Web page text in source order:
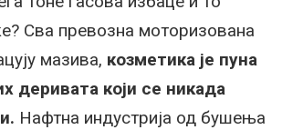
Сва превозна моторизована
мазива, козметика је пуна
деривата који се никада
Нафтна индустрија од бушења